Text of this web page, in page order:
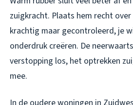
zuigkracht. Plaats hem recht
krachtig maar gecontroleerd, je
onderdruk creëren. De
verstopping los, het optrekken
mee.